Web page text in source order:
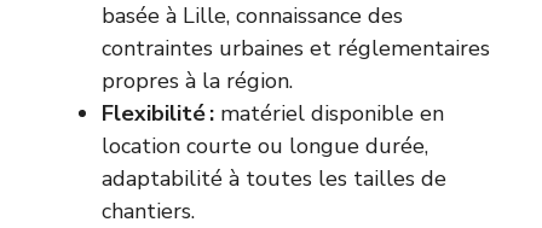
basée à Lille, connaissance des
contraintes urbaines et réglementaires
propres à la région.
Flexibilité : matériel disponible en
location courte ou longue durée,
adaptabilité à toutes les tailles de
chantiers.